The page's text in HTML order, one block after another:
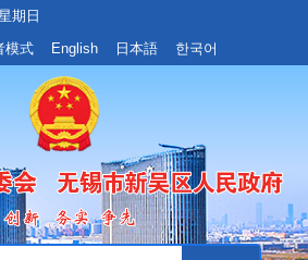
期日
模式 English 日本語 한국어